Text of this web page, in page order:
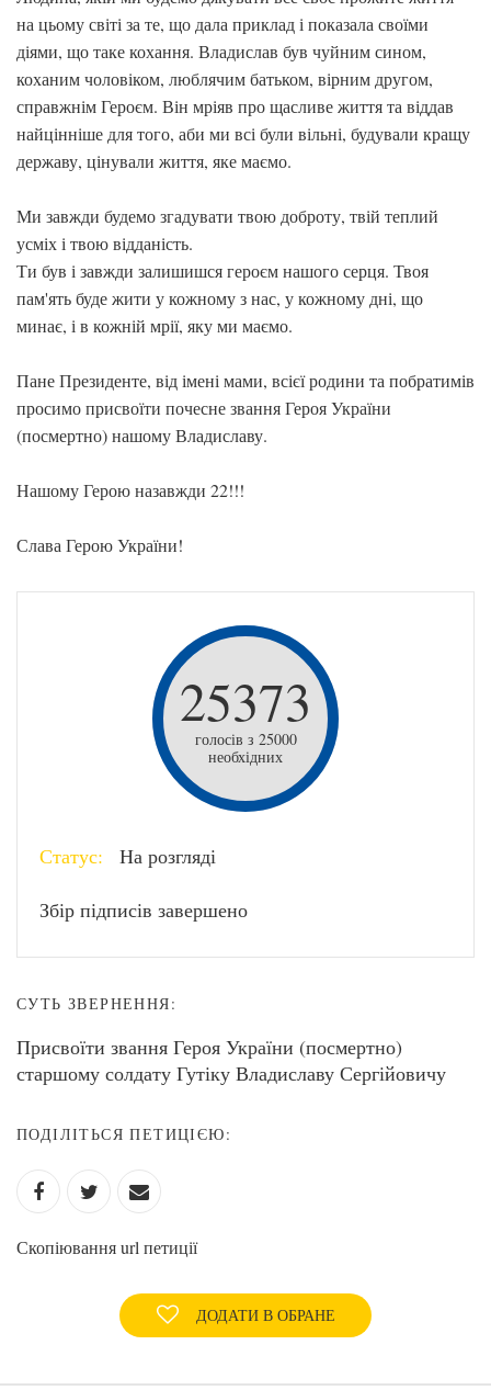
на цьому світі за те, що дала приклад і показала своїми
діями, що таке кохання. Владислав був чуйним сином,
коханим чоловіком, люблячим батьком, вірним другом,
справжнім Героєм. Він мріяв про щасливе життя та віддав
найцінніше для того, аби ми всі були вільні, будували кращу
державу, цінували життя, яке маємо.
Ми завжди будемо згадувати твою доброту, твій теплий
усміх і твою відданість.
Ти був і завжди залишишся героєм нашого серця. Твоя
пам'ять буде жити у кожному з нас, у кожному дні, що
минає, і в кожній мрії, яку ми маємо.
Пане Президенте, від імені мами, всієї родини та побратимів
просимо присвоїти почесне звання Героя України
(посмертно) нашому Владиславу.
Нашому Герою назавжди 22!!!
Слава Герою України!
25373
голосів з 25000
необхідних
Статус: На розгляді
Збір підписів завершено
СУТЬ ЗВЕРНЕННЯ:
Присвоїти звання Героя України (посмертно)
старшому солдату Гутіку Владиславу Сергійовичу
ПОДІЛІТЬСЯ ПЕТИЦІЄЮ:
Скопіювання url петиції
ДОДАТИ В ОБРАНЕ